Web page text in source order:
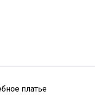
платье